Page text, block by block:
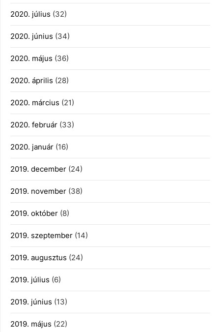
2020. július (32)
2020. június (34)
2020. május (36)
2020. április (28)
2020. március (21)
2020. február (33)
2020. január (16)
2019. december (24)
2019. november (38)
2019. október (8)
2019. szeptember (14)
2019. augusztus (24)
2019. július (6)
2019. június (13)
2019. május (22)